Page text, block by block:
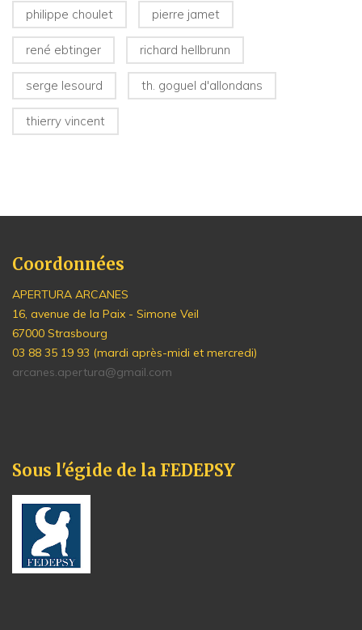
philippe choulet pierre jamet
rené ebtinger richard hellbrunn
serge lesourd th. goguel d'allondans
thierry vincent
Coordonnées
APERTURA ARCANES
16, avenue de la Paix - Simone Veil
67000 Strasbourg
03 88 35 19 93 (mardi après-midi et mercredi)
arcanes.apertura@gmail.com
Sous l'égide de la FEDEPSY